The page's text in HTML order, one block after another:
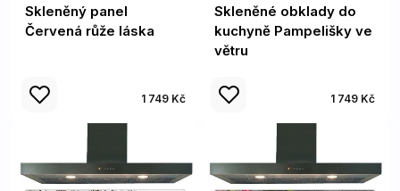
Skleněný panel
Červená růže láska
1 749 Kč
Skleněné obklady do
kuchyně Pampelišky ve
větru
1 749 Kč